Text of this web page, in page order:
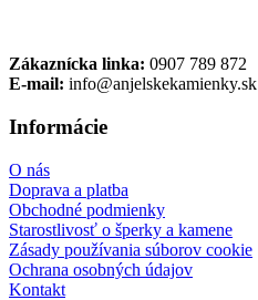
Zákaznícka linka: 0907 789 872
E-mail: info@anjelskekamienky.sk
Informácie
O nás
Doprava a platba
Obchodné podmienky
Starostlivosť o šperky a kamene
Zásady používania súborov cookie
Ochrana osobných údajov
Kontakt